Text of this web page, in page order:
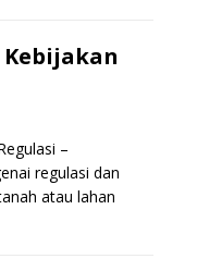
Kebijakan
–
regulasi dan
atau lahan